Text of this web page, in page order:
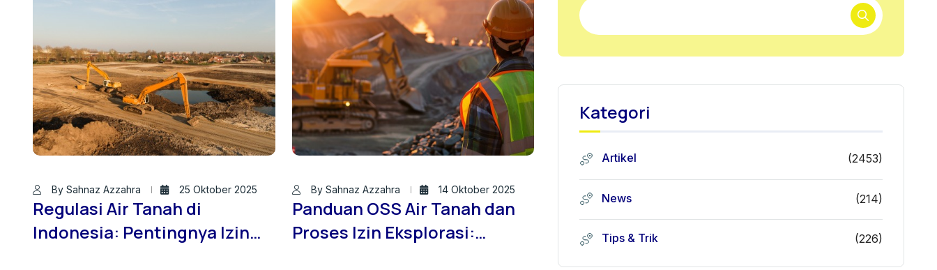
By Sahnaz Azzahra 25 Oktober 2025
Regulasi Air Tanah di
Indonesia: Pentingnya Izin
By Sahnaz Azzahra 14 Oktober 2025
Panduan OSS Air Tanah dan
Proses Izin Eksplorasi:
Kategori
Artikel (2453)
News (214)
Tips & Trik (226)